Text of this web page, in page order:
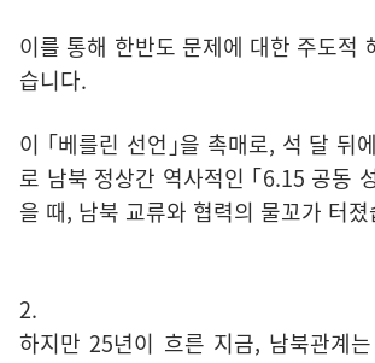
이를 통해 한반도 문제에 대한 주도적
습니다.
이 ｢베를린 선언｣을 촉매로, 석 달 뒤
로 남북 정상간 역사적인 ｢6.15 공동
을 때, 남북 교류와 협력의 물꼬가 터
2.
하지만 25년이 흐른 지금, 남북관계